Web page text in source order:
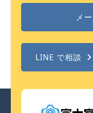
メ
LINE で相談